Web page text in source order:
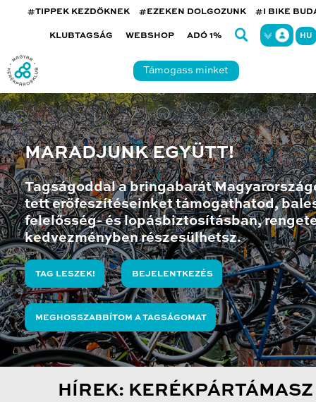
#TIPPEK KEZDŐKNEK #EZEKEN DOLGOZUNK #I BIKE
KLUBTAGSÁG WEBSHOP ADÓ 1% HU
Támogass minket
MARADJUNK EGYÜTT!
Tagságoddal a bringabarát
tett erőfeszítéseinket támogathatod,
felelősség- és lopásbiztosításban,
kedvezményben részesülhetsz.
TAG LESZEK! BEJELENTKEZÉS
MEGHOSSZABBÍTOM A TAGSÁGOMAT
HÍREK: KERÉKPÁRTÁMASZ